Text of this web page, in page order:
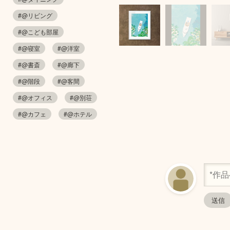
#@リビング
#@こども部屋
#@寝室
#@洋室
#@書斎
#@廊下
#@階段
#@客間
#@オフィス
#@別荘
#@カフェ
#@ホテル